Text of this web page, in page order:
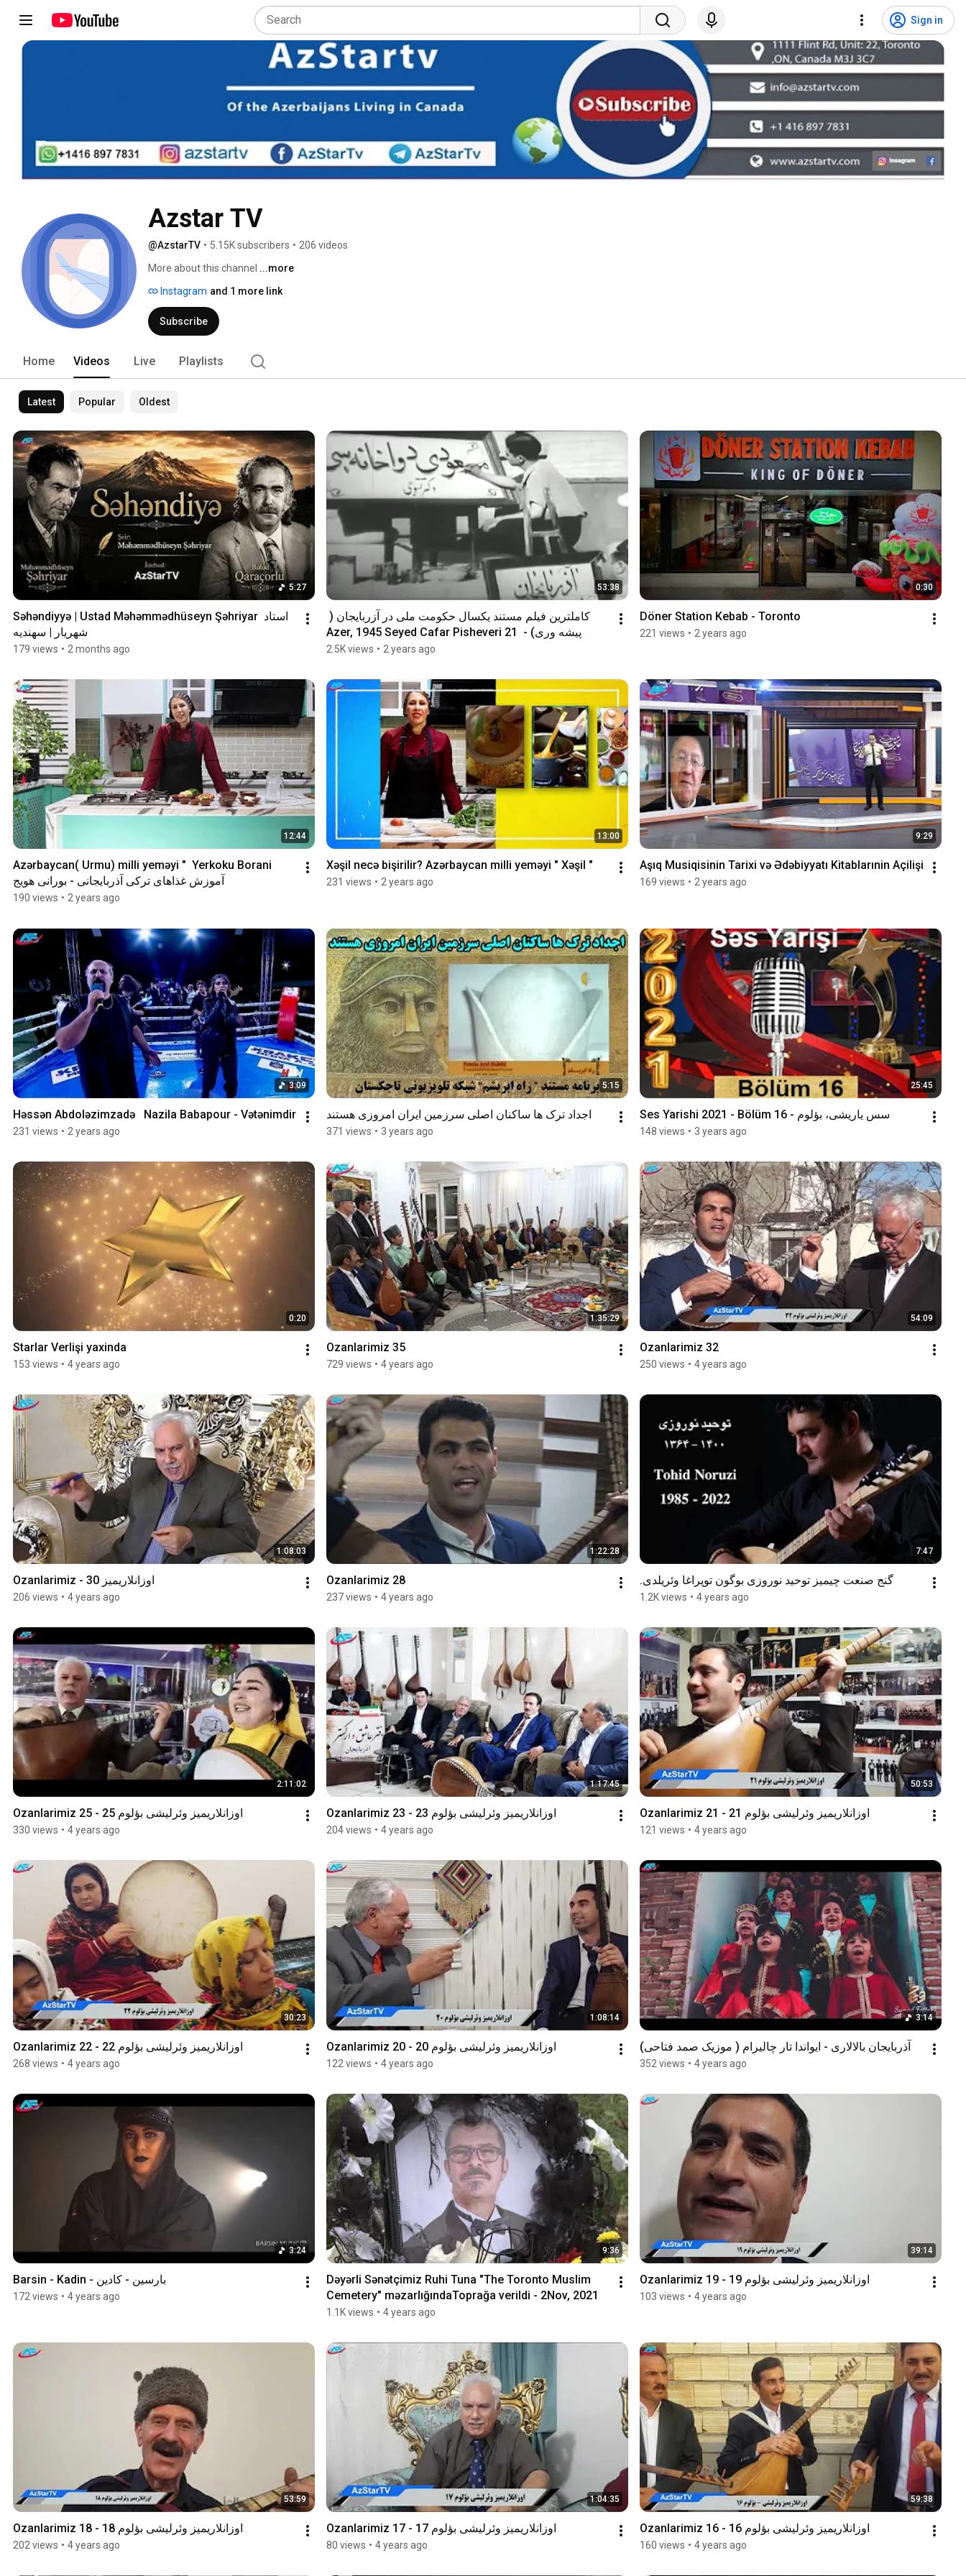
Sign in
Azstar TV
@AzstarTV • 5.15K subscribers • 206 videos
More about this channel ...more
Instagram and 1 more link
Subscribe
Home Videos Live Playlists
Latest Popular Oldest
5:27
Səhəndiyyə | Ustad Məhəmmədhüseyn Şəhriyar  استاد
شهریار | سهندیه
179 views • 2 months ago
53:38
پیشه وری) -  21 Azer, 1945 Seyed Cafar Pisheveri
2.5K views • 2 years ago
0:30
Döner Station Kebab - Toronto
221 views • 2 years ago
12:44
Azərbaycan( Urmu) milli yeməyi "  Yerkoku Borani
آموزش غذاهای ترکی آذربایجانی - بورانی هویج
190 views • 2 years ago
13:00
Xəşil necə bişirilir? Azərbaycan milli yeməyi " Xəşil "
231 views • 2 years ago
9:29
Aşıq Musiqisinin Tarixi və Ədəbiyyatı Kitablarınin Açilişi
169 views • 2 years ago
3:09
Həssən Abdoləzimzadə   Nazila Babapour - Vətənimdir
231 views • 2 years ago
5:15
اجداد ترک ها ساکنان اصلی سرزمین ایران امروزی هستند
371 views • 3 years ago
25:45
Ses Yarishi 2021 - Bölüm 16 - سس یاریشی، بؤلوم
148 views • 3 years ago
0:20
Starlar Verlişi yaxinda
153 views • 4 years ago
1:35:29
Ozanlarimiz 35
729 views • 4 years ago
54:09
Ozanlarimiz 32
250 views • 4 years ago
1:08:03
Ozanlarimiz - 30 اوزانلاریمیز
206 views • 4 years ago
1:22:28
Ozanlarimiz 28
237 views • 4 years ago
7:47
گنج صنعت چیمیز توحید نوروزی بوگون توپراغا وئریلدی.
1.2K views • 4 years ago
2:11:02
Ozanlarimiz 25 - اوزانلاریمیز وئرلیشی بؤلوم 25
330 views • 4 years ago
1:17:45
Ozanlarimiz 23 - اوزانلاریمیز وئرلیشی بؤلوم 23
204 views • 4 years ago
50:53
Ozanlarimiz 21 - اوزانلاریمیز وئرلیشی بؤلوم 21
121 views • 4 years ago
30:23
Ozanlarimiz 22 - اوزانلاریمیز وئرلیشی بؤلوم 22
268 views • 4 years ago
1:08:14
Ozanlarimiz 20 - اوزانلاریمیز وئرلیشی بؤلوم 20
122 views • 4 years ago
3:14
آذربایجان بالالاری - ایواندا تار چالیرام ( موزیک صمد فتاحی)
352 views • 4 years ago
3:24
بارسین - کادین - Barsin - Kadin
172 views • 4 years ago
9:36
Dəyərli Sənətçimiz Ruhi Tuna "The Toronto Muslim
Cemetery" məzarlığındaToprağa verildi - 2Nov, 2021
1.1K views • 4 years ago
39:14
Ozanlarimiz 19 - اوزانلاریمیز وئرلیشی بؤلوم 19
103 views • 4 years ago
53:59
Ozanlarimiz 18 - اوزانلاریمیز وئرلیشی بؤلوم 18
202 views • 4 years ago
1:04:35
Ozanlarimiz 17 - اوزانلاریمیز وئرلیشی بؤلوم 17
80 views • 4 years ago
59:38
Ozanlarimiz 16 - اوزانلاریمیز وئرلیشی بؤلوم 16
160 views • 4 years ago